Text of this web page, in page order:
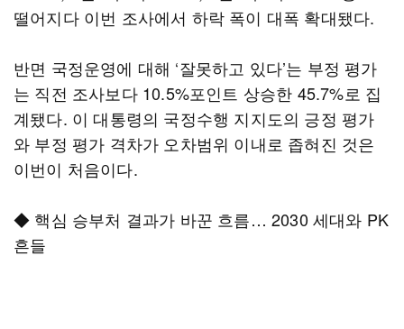
떨어지다 이번 조사에서 하락 폭이 대폭 확대됐다.
반면 국정운영에 대해 ‘잘못하고 있다’는 부정 평가
는 직전 조사보다 10.5%포인트 상승한 45.7%로 집
계됐다. 이 대통령의 국정수행 지지도의 긍정 평가
와 부정 평가 격차가 오차범위 이내로 좁혀진 것은
이번이 처음이다.
◆ 핵심 승부처 결과가 바꾼 흐름… 2030 세대와 PK
흔들